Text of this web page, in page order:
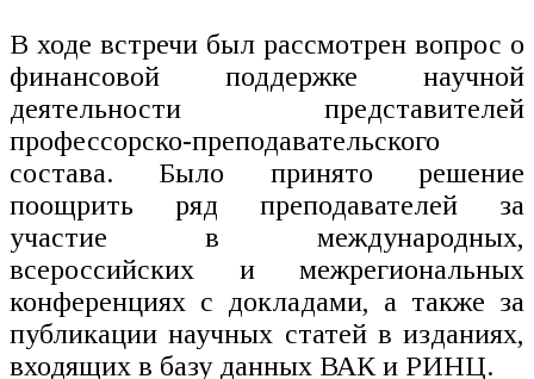
В ходе встречи был рассмотрен вопрос о
финансовой поддержке научной
деятельности представителей
профессорско-преподавательского
состава. Было принято решение
поощрить ряд преподавателей за
участие в международных,
всероссийских и межрегиональных
конференциях с докладами, а также за
публикации научных статей в изданиях,
входящих в базу данных ВАК и РИНЦ.